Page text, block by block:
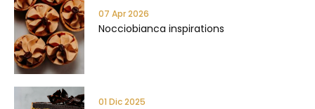
07 Apr 2026
Nocciobianca inspirations
01 Dic 2025